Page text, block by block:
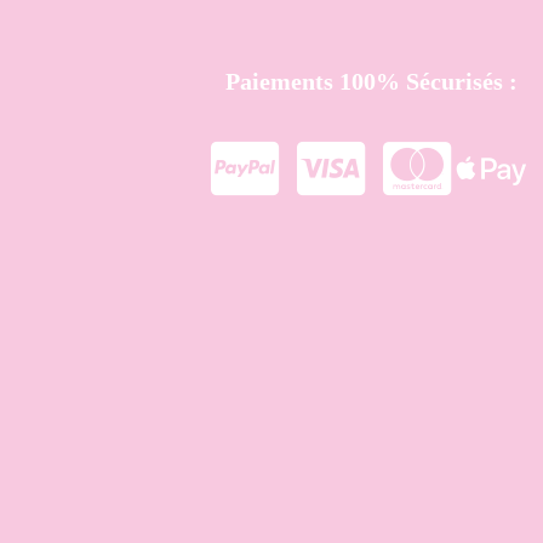
Paiements 100% Sécurisés :
   